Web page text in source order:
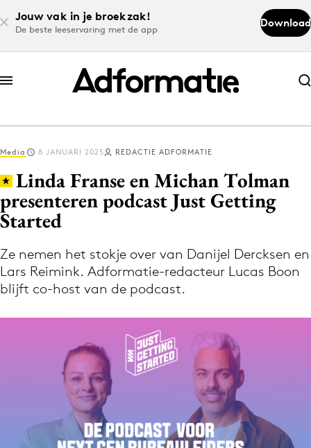
Jouw vak in je broekzak!
De beste leeservaring met de app
Download
Abonneer nu
Abonneer nu
Log in
Download de app
Volg het laatste nieuws via de Adformatie
Nieuws app
9 sept: GenAI-training
12 nov: MarketingLive!
Media 8 JANUARI 2025 REDACTIE ADFORMATIE
Linda Franse en Michan Tolman
presenteren podcast Just Getting
Started
Ze nemen het stokje over van Danijel Dercksen en
Lars Reimink. Adformatie-redacteur Lucas Boon
blijft co-host van de podcast.